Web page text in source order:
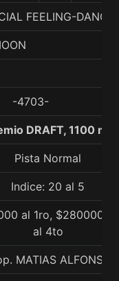
FEELING-DANCE
-4703-
DRAFT, 1100
Pista Normal
Indice: 20 al 5
al 1ro, $280000
al 4to
MATIAS ALFONSO